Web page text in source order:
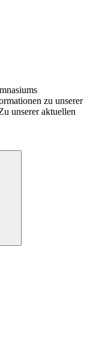
zu unserer
unserer aktuellen